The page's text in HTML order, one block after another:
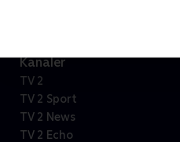
Kanaler
TV 2
TV 2 Sport
TV 2 News
TV 2 Echo